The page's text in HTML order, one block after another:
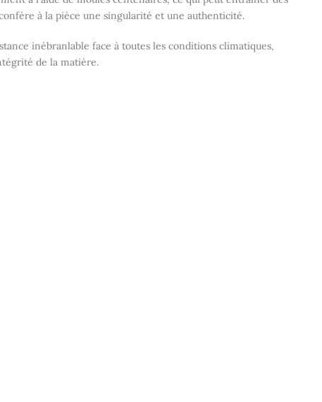
à la pièce une singularité et une authenticité.
inébranlable face à toutes les conditions climatiques,
de la matière.